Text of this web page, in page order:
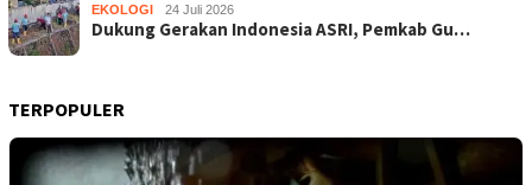
EKOLOGI 24 Juli 2026
Dukung Gerakan Indonesia ASRI, Pemkab Gu…
TERPOPULER